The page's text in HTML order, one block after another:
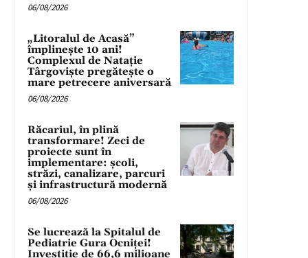
06/08/2026
„Litoralul de Acasă”
împlinește 10 ani!
Complexul de Natație
Târgoviște pregătește o
mare petrecere aniversară
06/08/2026
Răcariul, în plină
transformare! Zeci de
proiecte sunt în
implementare: școli,
străzi, canalizare, parcuri
și infrastructură modernă
06/08/2026
Se lucrează la Spitalul de
Pediatrie Gura Ocniței!
Investiție de 66,6 milioane